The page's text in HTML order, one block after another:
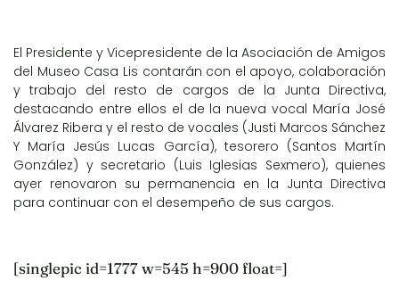
El Presidente y Vicepresidente de la Asociación de Amigos
del Museo Casa Lis contarán con el apoyo, colaboración
y trabajo del resto de cargos de la Junta Directiva,
destacando entre ellos el de la nueva vocal María José
Álvarez Ribera y el resto de vocales (Justi Marcos Sánchez
Y María Jesús Lucas García), tesorero (Santos Martín
González) y secretario (Luis Iglesias Sexmero), quienes
ayer renovaron su permanencia en la Junta Directiva
para continuar con el desempeño de sus cargos.
[singlepic id=1777 w=545 h=900 float=]